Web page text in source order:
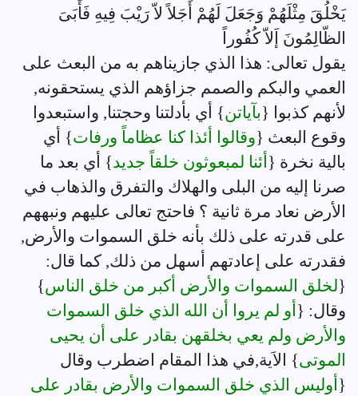
يَخْلُقَ مِثْلَهُمْ وَجَعَلَ لَهُمْ أَجَلاً لاّ رَيْبَ فِيهِ فَأَبَىَ
الظّالِمُونَ إَلاّ كُفُوراً
يقول تعالى: هذا الذي جازيناهم به من البعث على
العمي والبكم والصمم جزاؤهم الذي يستحقونه,
لأنهم كذبوا {بآياتن} أي بأدلتنا وحجتنا, واستبعدوا
وقوع البعث {وقالوا أئذا كنا عظاماً ورفات} أي
بالية نخرة { أئنا لمبعوثون خلقاً جديد} أي بعد ما
صرنا إليه من البلى والهلاك والتفرق والذهاب في
الأرض نعاد مرة ثانية ؟ فاحتج تعالى عليهم ونبههم
على قدرته على ذلك بأنه خلق السموات والأرض,
فقدرته على إعادتهم أسهل من ذلك, كما قال:
{لخلق السموات والأرض أكبر من خلق الناس}
وقال: { أو لم يروا أن الله الذي خلق السموات
والأرض ولم يعي بخلقهن بقادر على أن يحيى
الموتى} الاَية,في هذا المقام اضطرب وقال
{ أوليس الذي خلق السموات والأرض بقادر على